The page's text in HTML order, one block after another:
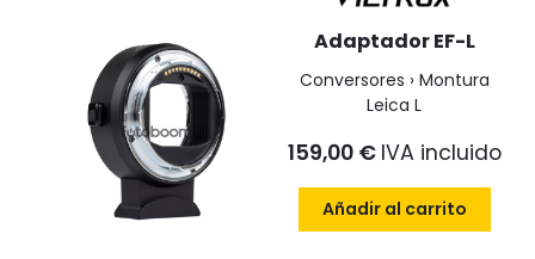
Adaptador EF-L
Conversores › Montura
Leica L
159,00 € IVA incluido
Añadir al carrito